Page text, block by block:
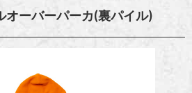
オーバーパーカ(裏パイル)